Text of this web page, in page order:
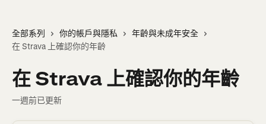
全部系列 你的帳戶與隱私
年齡與未成年安全
在 Strava 上確認你的年齡
在 Strava 上確認你的年齡
一週前已更新